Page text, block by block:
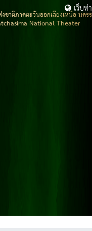
งชาติภาคตะวันออกเฉียงเหนือ นคร
National Theater
เว็บท่